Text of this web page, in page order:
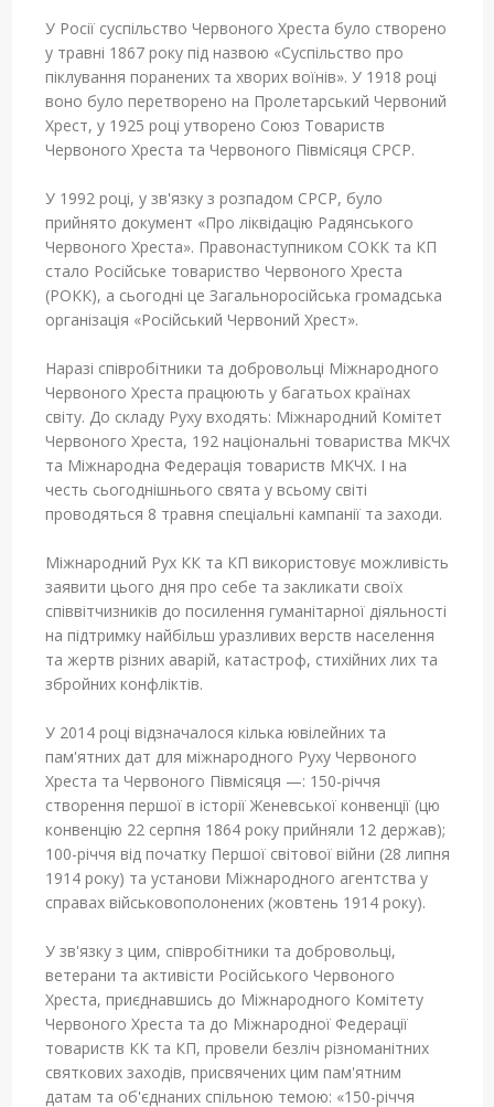
У Росії суспільство Червоного Хреста було створено
у травні 1867 року під назвою «Суспільство про
піклування поранених та хворих воїнів». У 1918 році
воно було перетворено на Пролетарський Червоний
Хрест, у 1925 році утворено Союз Товариств
Червоного Хреста та Червоного Півмісяця СРСР.
У 1992 році, у зв'язку з розпадом СРСР, було
прийнято документ «Про ліквідацію Радянського
Червоного Хреста». Правонаступником СОКК та КП
стало Російське товариство Червоного Хреста
(РОКК), а сьогодні це Загальноросійська громадська
організація «Російський Червоний Хрест».
Наразі співробітники та добровольці Міжнародного
Червоного Хреста працюють у багатьох країнах
світу. До складу Руху входять: Міжнародний Комітет
Червоного Хреста, 192 національні товариства МКЧХ
та Міжнародна Федерація товариств МКЧХ. І на
честь сьогоднішнього свята у всьому світі
проводяться 8 травня спеціальні кампанії та заходи.
Міжнародний Рух КК та КП використовує можливість
заявити цього дня про себе та закликати своїх
співвітчизників до посилення гуманітарної діяльності
на підтримку найбільш уразливих верств населення
та жертв різних аварій, катастроф, стихійних лих та
збройних конфліктів.
У 2014 році відзначалося кілька ювілейних та
пам'ятних дат для міжнародного Руху Червоного
Хреста та Червоного Півмісяця —: 150-річчя
створення першої в історії Женевської конвенції (цю
конвенцію 22 серпня 1864 року прийняли 12 держав);
100-річчя від початку Першої світової війни (28 липня
1914 року) та установи Міжнародного агентства у
справах військовополонених (жовтень 1914 року).
У зв'язку з цим, співробітники та добровольці,
ветерани та активісти Російського Червоного
Хреста, приєднавшись до Міжнародного Комітету
Червоного Хреста та до Міжнародної Федерації
товариств КК та КП, провели безліч різноманітних
святкових заходів, присвячених цим пам'ятним
датам та об'єднаних спільною темою: «150-річчя